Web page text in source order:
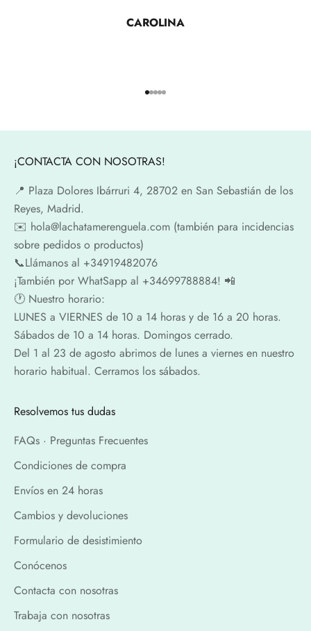
CAROLINA
Ir al artículo 1
Ir al artículo 2
Ir al artículo 3
Ir al artículo 4
Ir al artículo 5
¡CONTACTA CON NOSOTRAS!
📍​ Plaza Dolores Ibárruri 4, 28702 en San Sebastián de los
Reyes, Madrid.
✉️​ hola@lachatamerenguela.com (también para incidencias
sobre pedidos o productos)
📞​​Llámanos al +34919482076
¡También por WhatSapp al +34699788884! 📲
🕐​ Nuestro horario:
LUNES a VIERNES de 10 a 14 horas y de 16 a 20 horas.
Sábados de 10 a 14 horas. Domingos cerrado.
Del 1 al 23 de agosto abrimos de lunes a viernes en nuestro
horario habitual. Cerramos los sábados.
Resolvemos tus dudas
FAQs · Preguntas Frecuentes
Condiciones de compra
Envíos en 24 horas
Cambios y devoluciones
Formulario de desistimiento
Conócenos
Contacta con nosotras
Trabaja con nosotras